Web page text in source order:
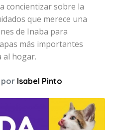
concientizar sobre la
que merece una
de Inaba para
más importantes
al hogar.
por Isabel Pinto